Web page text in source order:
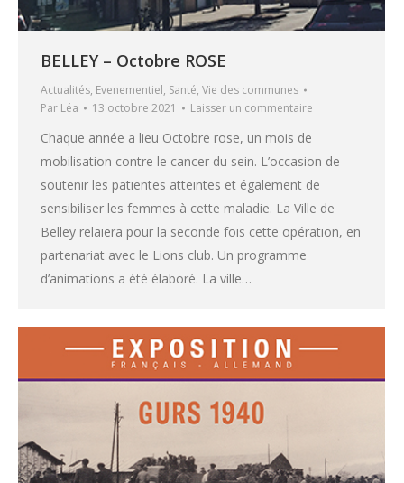
BELLEY – Octobre ROSE
Actualités, Evenementiel, Santé, Vie des communes
Par Léa 13 octobre 2021 Laisser un commentaire
Chaque année a lieu Octobre rose, un mois de
mobilisation contre le cancer du sein. L’occasion de
soutenir les patientes atteintes et également de
sensibiliser les femmes à cette maladie. La Ville de
Belley relaiera pour la seconde fois cette opération, en
partenariat avec le Lions club. Un programme
d’animations a été élaboré. La ville…